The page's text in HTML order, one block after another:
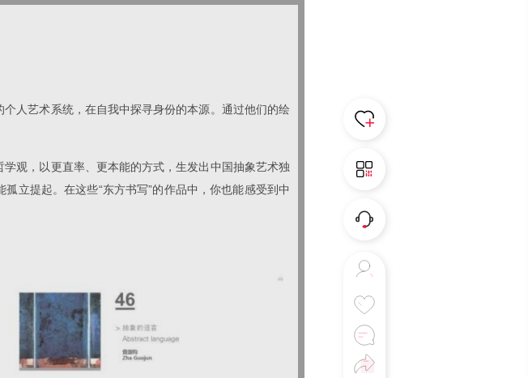
人艺术系统，在自我中探寻身份的本源。通过他们的绘
观，以更直率、更本能的方式，生发出中国抽象艺术独
立提起。在这些“东方书写”的作品中，你也能感受到中